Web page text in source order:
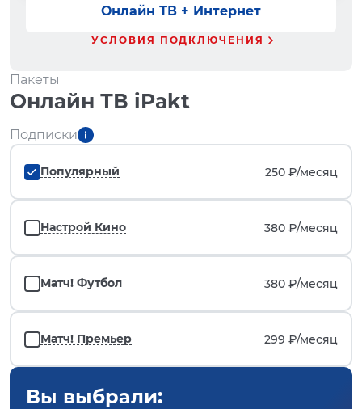
Онлайн ТВ + Интернет
УСЛОВИЯ ПОДКЛЮЧЕНИЯ
Пакеты
Онлайн ТВ iPakt
Подписки
Популярный 250 ₽/месяц
Настрой Кино 380 ₽/месяц
Матч! Футбол 380 ₽/месяц
Матч! Премьер 299 ₽/месяц
Вы выбрали: